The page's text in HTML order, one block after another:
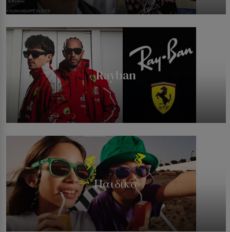
Rayban
Παιδικά